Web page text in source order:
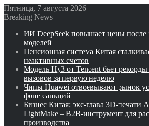
Пятница, 7 августа 2026
Breaking News
ИИ DeepSeek повышает цены после
моделей
Пенсионная система Китая
неактивных счетов
Модель Hy3 от Tencent бьет
вызовов за первую неделю
Чипы Huawei отвоевывают рынок
фоне санкций
Бизнес Китая: экс-глава 3D-печати
LightMake – B2B-инструмент для
производства